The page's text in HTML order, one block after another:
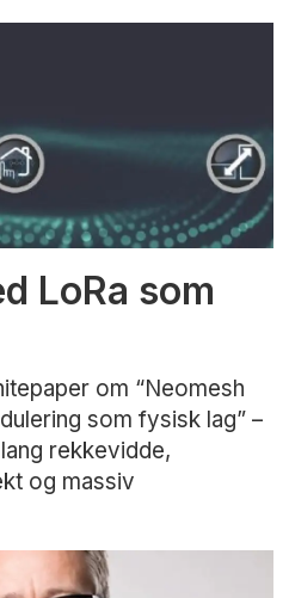
LoRa som
om “Neomesh
som fysisk lag” –
rekkevidde,
og massiv